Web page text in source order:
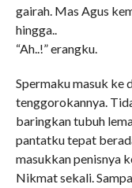
gairah. Mas Agus
hingga..
“Ah..!” erangku.
Spermaku masuk ke
tenggorokannya.
baringkan tubuh
pantatku tepat
masukkan penisnya
Nikmat sekali.